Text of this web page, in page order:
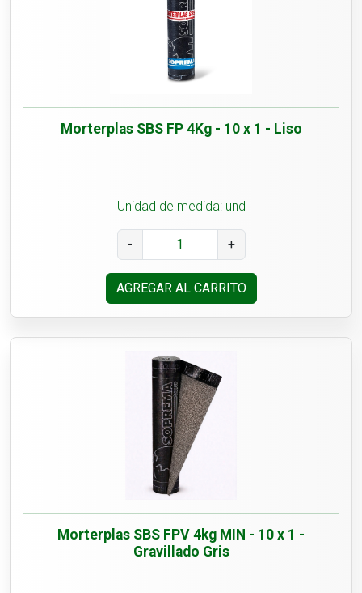
Morterplas SBS FP 4Kg - 10 x 1 - Liso
Unidad de medida: und
- +
AGREGAR AL CARRITO
Morterplas SBS FPV 4kg MIN - 10 x 1 -
Gravillado Gris